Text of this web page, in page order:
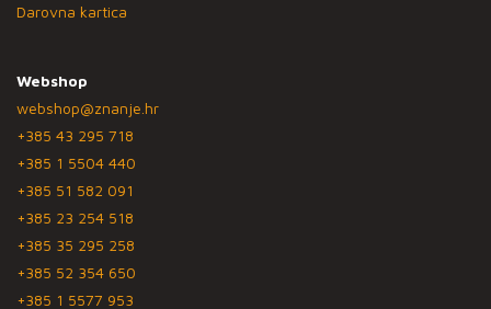
Darovna kartica
Webshop
webshop@znanje.hr
+385 43 295 718
+385 1 5504 440
+385 51 582 091
+385 23 254 518
+385 35 295 258
+385 52 354 650
+385 1 5577 953